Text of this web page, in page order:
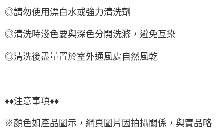
◎請勿使用漂白水或強力清洗劑
◎清洗時淺色要與深色分開洗滌，避免互染
◎清洗後盡量置於室外通風處自然風乾
♦♦注意事項♦♦
※顏色如產品圖示，網頁圖片因拍攝關係，與實品略